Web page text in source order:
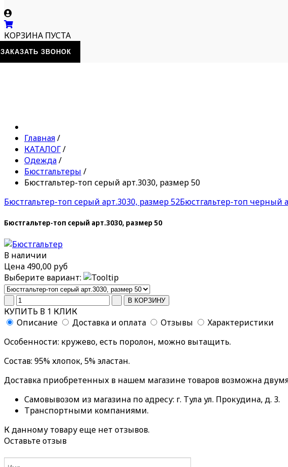
КОРЗИНА ПУСТА
ЗАКАЗАТЬ ЗВОНОК
Главная/
КАТАЛОГ/
Одежда/
Бюстгальтеры /
Бюстгальтер-топ серый арт.3030, размер 50
Бюстгальтер-топ серый арт.3030, размер 52Бюстгальтер-топ черный
Бюстгальтер-топ серый арт.3030, размер 50
В наличии
Цена 490,00 руб
Выберите вариант:
КУПИТЬ В 1 КЛИК
Описание
Доставка и оплата Отзывы
Характеристики
Особенности: кружево, есть поролон, можно вытащить.
Состав: 95% хлопок, 5% эластан.
Доставка приобретенных в нашем магазине товаров возможна
Самовывозом из магазина по адресу: г. Тула ул. Прокудина, д. 3.
Транспортными компаниями.
К данному товару еще нет отзывов.
Оставьте отзыв